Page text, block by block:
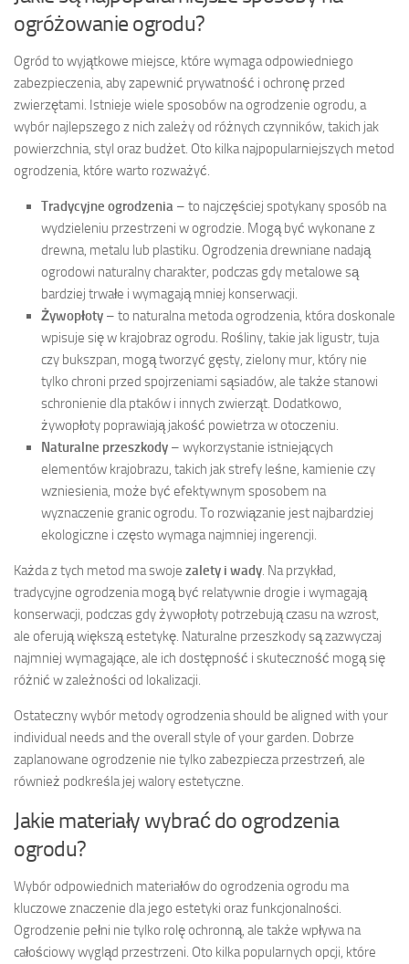
ogróżowanie ogrodu?
Ogród to wyjątkowe miejsce, które wymaga odpowiedniego
zabezpieczenia, aby zapewnić prywatność i ochronę przed
zwierzętami. Istnieje wiele sposobów na ogrodzenie ogrodu, a
wybór najlepszego z nich zależy od różnych czynników, takich jak
powierzchnia, styl oraz budżet. Oto kilka najpopularniejszych metod
ogrodzenia, które warto rozważyć.
Tradycyjne ogrodzenia – to najczęściej spotykany sposób na
wydzieleniu przestrzeni w ogrodzie. Mogą być wykonane z
drewna, metalu lub plastiku. Ogrodzenia drewniane nadają
ogrodowi naturalny charakter, podczas gdy metalowe są
bardziej trwałe i wymagają mniej konserwacji.
Żywopłoty – to naturalna metoda ogrodzenia, która doskonale
wpisuje się w krajobraz ogrodu. Rośliny, takie jak ligustr, tuja
czy bukszpan, mogą tworzyć gęsty, zielony mur, który nie
tylko chroni przed spojrzeniami sąsiadów, ale także stanowi
schronienie dla ptaków i innych zwierząt. Dodatkowo,
żywopłoty poprawiają jakość powietrza w otoczeniu.
Naturalne przeszkody – wykorzystanie istniejących
elementów krajobrazu, takich jak strefy leśne, kamienie czy
wzniesienia, może być efektywnym sposobem na
wyznaczenie granic ogrodu. To rozwiązanie jest najbardziej
ekologiczne i często wymaga najmniej ingerencji.
Każda z tych metod ma swoje zalety i wady. Na przykład,
tradycyjne ogrodzenia mogą być relatywnie drogie i wymagają
konserwacji, podczas gdy żywopłoty potrzebują czasu na wzrost,
ale oferują większą estetykę. Naturalne przeszkody są zazwyczaj
najmniej wymagające, ale ich dostępność i skuteczność mogą się
różnić w zależności od lokalizacji.
Ostateczny wybór metody ogrodzenia should be aligned with your
individual needs and the overall style of your garden. Dobrze
zaplanowane ogrodzenie nie tylko zabezpiecza przestrzeń, ale
również podkreśla jej walory estetyczne.
Jakie materiały wybrać do ogrodzenia
ogrodu?
Wybór odpowiednich materiałów do ogrodzenia ogrodu ma
kluczowe znaczenie dla jego estetyki oraz funkcjonalności.
Ogrodzenie pełni nie tylko rolę ochronną, ale także wpływa na
całościowy wygląd przestrzeni. Oto kilka popularnych opcji, które